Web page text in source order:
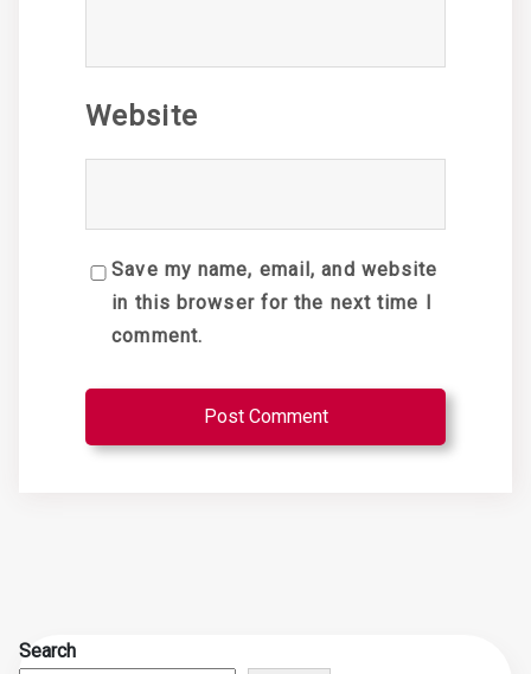
Website
Save my name, email, and website
in this browser for the next time I
comment.
Search